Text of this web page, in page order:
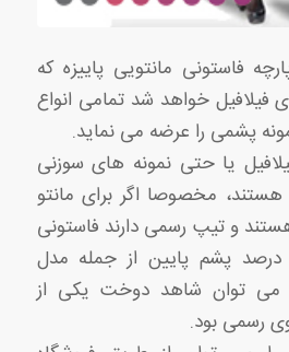
فاستونی مانتویی پاییزه که
فیلافیل خواهد شد تمامی انواع
پشمی را عرضه می نماید.
یا حتی نمونه های سوزنی
هستند، مخصوصا اگر برای مانتو
و تیپ رسمی دارند فاستونی
درصد پشم پایین از جمله مدل
شود می توان شاهد دوخت یکی از
رسمی بود.